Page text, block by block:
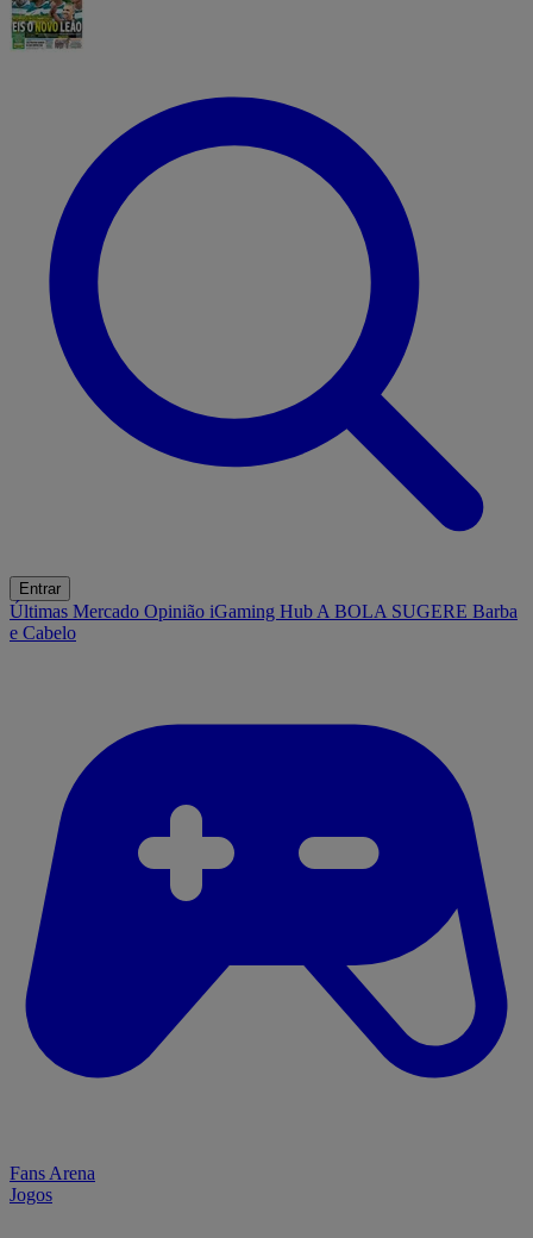
Entrar
Últimas Mercado Opinião iGaming Hub A BOLA SUGERE Barba
e Cabelo
Fans Arena
Jogos